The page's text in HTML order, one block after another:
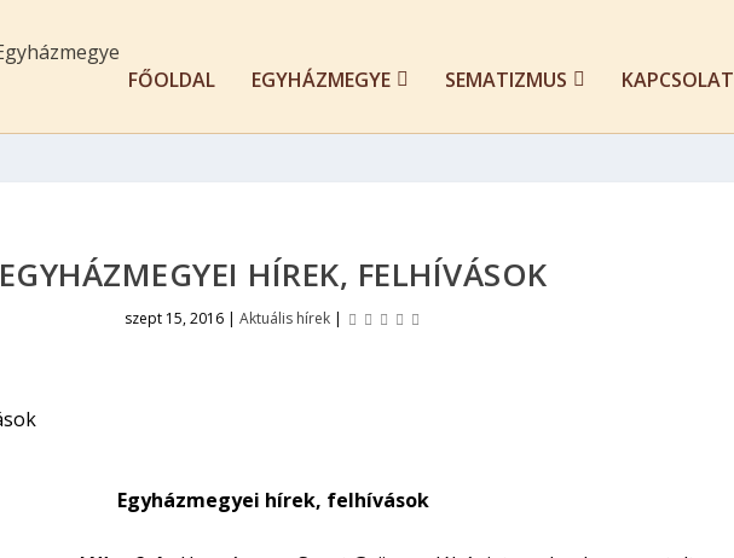
FŐOLDAL EGYHÁZMEGYE SEMATIZMUS KAPCSOLAT
EGYHÁZMEGYEI HÍREK, FELHÍVÁSOK
szept 15, 2016 |Aktuális hírek |
Egyházmegyei hírek, felhívások